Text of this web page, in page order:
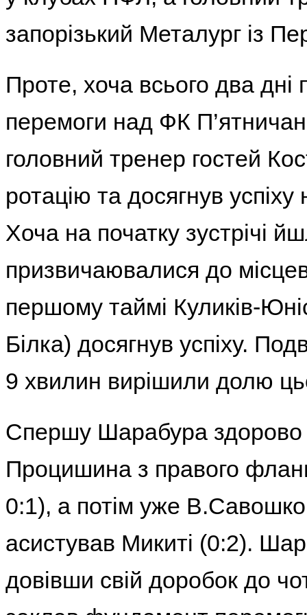
запорізький Металург із
Проте, хоча всього два дні
перемоги над ФК
головний тренер гостей
ротацію та досягнув успіху
Хоча на початку зустрічі
призвичаювалися до
першому таймі Куликів-
Білка) досягнув успіху.
9 хвилин вирішили долю
Спершу Шарабура здорово
Процишина з правого
0:1), а потім уже
асистував Микиті (0:2).
довівши свій доробок до